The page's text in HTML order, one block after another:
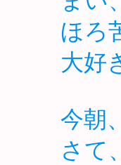
ほろ
大好
今朝
さて